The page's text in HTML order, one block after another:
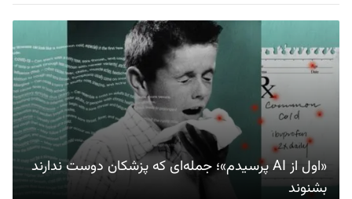
«اول از AI پرسیدم»؛ جمله‌ای که پزشکان دوست ندارند
بشنوند